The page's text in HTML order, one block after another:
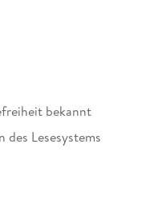
bekannt
Lesesystems